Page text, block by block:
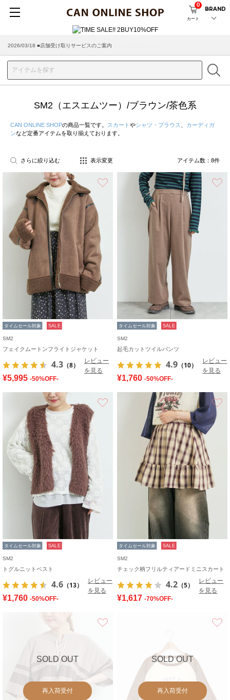
カート
0
BRAND
2026/08/04 ■8/13(木)AM2:00～サイトメンテナンス実施のお知らせ
2026/03/18 ■店舗受け取りサービスのご案内
SM2（エスエムツー）/ブラウン/茶色系
CAN ONLINE SHOPの商品一覧です。 スカート やシャツ・ブラウス
カーディガ
ンなど定番アイテムを取り揃えております。
さらに絞り込む 表示変更 アイテム数： 8件
お気に入り
タイムセール対象 SALE
SM2
フェイクムートンフライトジャケット
4.3 （8）
レビュー
を見る
¥5,995 -50%OFF-
タイムセール対象 SALE
SM2
起毛カットツイルパンツ
4.9 （10）
レビュー
を見る
¥1,760 -50%OFF-
タイムセール対象 SALE
SM2
トグルニットベスト
4.6 （13）
レビュー
を見る
¥1,760 -50%OFF-
タイムセール対象 SALE
SM2
チェック柄フリルティアードミニスカート
4.2 （5）
レビュー
を見る
¥1,617 -70%OFF-
SOLD OUT
再入荷受付
SOLD OUT
再入荷受付